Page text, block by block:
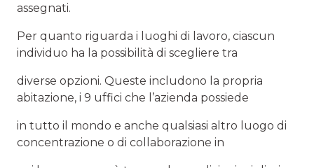
assegnati.
Per quanto riguarda i luoghi di lavoro, ciascun
individuo ha la possibilità di scegliere tra
diverse opzioni. Queste includono la propria
abitazione, i 9 uffici che l’azienda possiede
in tutto il mondo e anche qualsiasi altro luogo di
concentrazione o di collaborazione in